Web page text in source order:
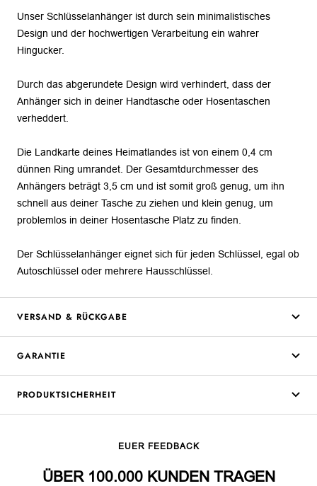
Unser Schlüsselanhänger ist durch sein minimalistisches
Design und der hochwertigen Verarbeitung ein wahrer
Hingucker.
Durch das abgerundete Design wird verhindert, dass der
Anhänger sich in deiner Handtasche oder Hosentaschen
verheddert.
Die Landkarte deines Heimatlandes ist von einem 0,4 cm
dünnen Ring umrandet. Der Gesamtdurchmesser des
Anhängers beträgt 3,5 cm und ist somit groß genug, um ihn
schnell aus deiner Tasche zu ziehen und klein genug, um
problemlos in deiner Hosentasche Platz zu finden.
Der Schlüsselanhänger eignet sich für jeden Schlüssel, egal ob
Autoschlüssel oder mehrere Hausschlüssel.
VERSAND & RÜCKGABE
GARANTIE
PRODUKTSICHERHEIT
EUER FEEDBACK
ÜBER 100.000 KUNDEN TRAGEN